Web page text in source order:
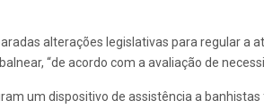
alterações legislativas para regular
“de acordo com a avaliação de
um dispositivo de assistência a